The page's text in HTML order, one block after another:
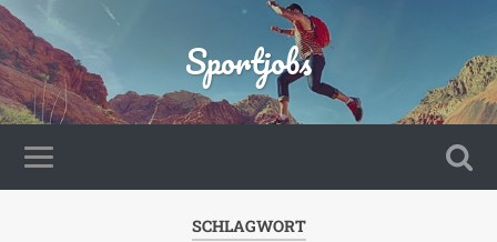
Sportjobs
SCHLAGWORT